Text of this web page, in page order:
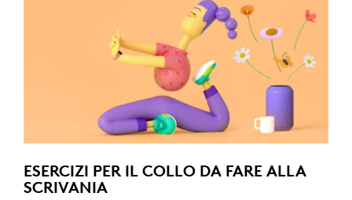
ESERCIZI PER IL COLLO DA FARE ALLA
SCRIVANIA